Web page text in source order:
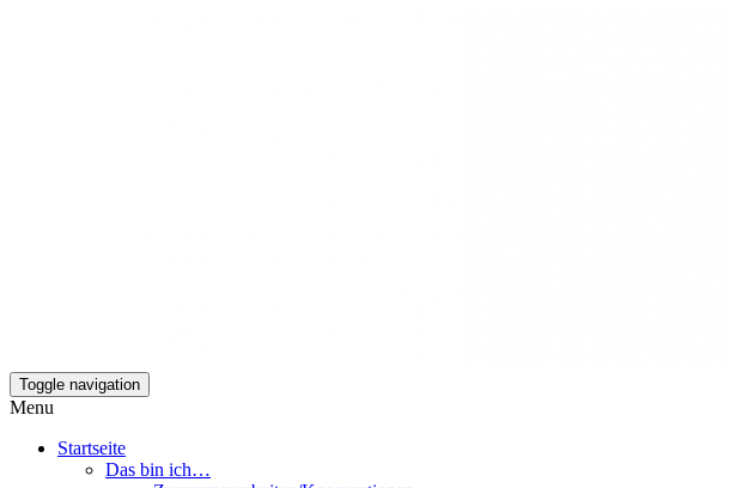
Mamili1910
Toggle navigation
Menu
Startseite
Das bin ich…